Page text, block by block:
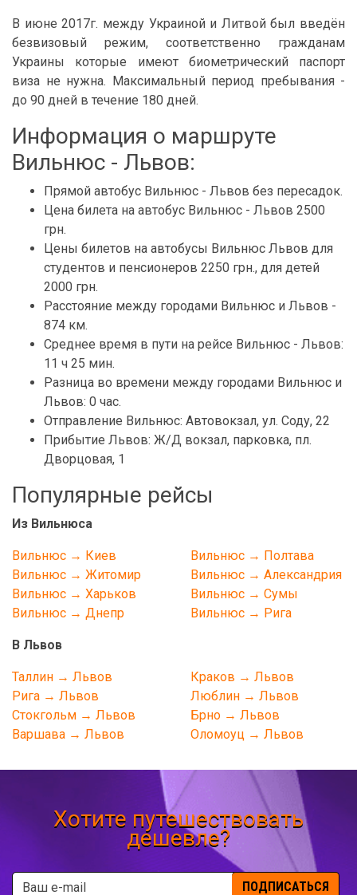
В июне 2017г. между Украиной и Литвой был введён
безвизовый режим, соответственно гражданам
Украины которые имеют биометрический паспорт
виза не нужна. Максимальный период пребывания -
до 90 дней в течение 180 дней.
Информация о маршруте
Вильнюс - Львов:
Прямой автобус Вильнюс - Львов без пересадок.
Цена билета на автобус Вильнюс - Львов 2500
грн.
Цены билетов на автобусы Вильнюс Львов для
студентов и пенсионеров 2250 грн., для детей
2000 грн.
Расстояние между городами Вильнюс и Львов -
874 км.
Среднее время в пути на рейсе Вильнюс - Львов:
11 ч 25 мин.
Разница во времени между городами Вильнюс и
Львов: 0 час.
Отправление Вильнюс: Автовокзал, ул. Соду, 22
Прибытие Львов: Ж/Д вокзал, парковка, пл.
Дворцовая, 1
Популярные рейсы
Из Вильнюса
Вильнюс → Киев
Вильнюс → Житомир
Вильнюс → Харьков
Вильнюс → Днепр
Вильнюс → Полтава
Вильнюс → Александрия
Вильнюс → Сумы
Вильнюс → Рига
В Львов
Таллин → Львов
Рига → Львов
Стокгольм → Львов
Варшава → Львов
Краков → Львов
Люблин → Львов
Брно → Львов
Оломоуц → Львов
Хотите путешествовать
дешевле?
ПОДПИСАТЬСЯ